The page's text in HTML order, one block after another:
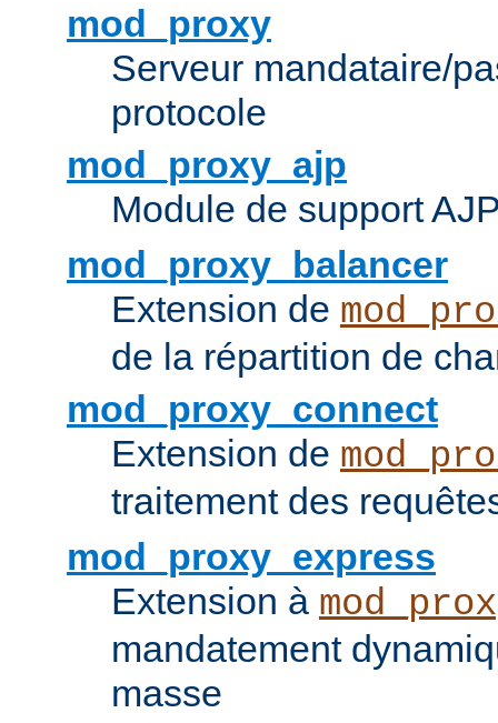
mod_proxy
Serveur mandataire/
protocole
mod_proxy_ajp
Module de support
mod_proxy_balancer
Extension de
de la répartition de
mod_proxy_connect
Extension de
traitement des
mod_proxy_express
Extension à
mandatement
masse